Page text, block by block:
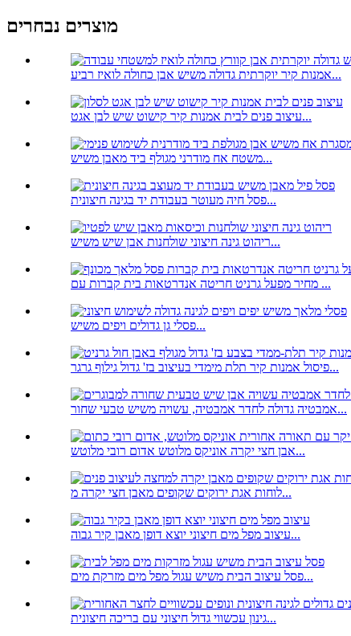
מוצרים נבחרים
אמנות קיר יוקרתית גדולה משיש אבן כחולה לואיז רביע...
עיצוב פנים לבית אמנות קיר קישוט שיש לבן אגט...
משטח אח מודרני מגולף ביד מאבן משיש...
פסל חיה מעוטר בעבודת יד בגינה חיצונית...
ריהוט גינה חיצוני שולחנות אבן שיש משיש...
מחיר מפעל גרניט חריטה אנדרטאות בית קברות עם ...
פסלי גן גדולים ויפים משיש...
פיסול אמנות קיר תלת מימדי בעיצוב בז' גדול גילוף גרגר...
אמבטיה גדולה לחדר אמבטיה, עשויה משיש טבעי שחור...
אבן חצי יקרה אוניקס מלוטש אדום רובי מלוטש...
לוחות אגת ירוקים שקופים מאבן חצי יקרה מ...
עיצוב מפל מים חיצוני יוצא דופן מאבן קיר גבוה...
פסל עיצוב הבית משיש עגול מפל מים מזרקת מים...
גינון עכשווי גדול חיצוני עם בריכה חיצונית...